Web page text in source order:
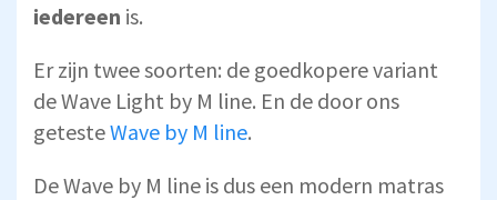
iedereen is.
Er zijn twee soorten: de goedkopere variant
de Wave Light by M line. En de door ons
getesteWave by M line.
De Wave by M line is dus een modern matras